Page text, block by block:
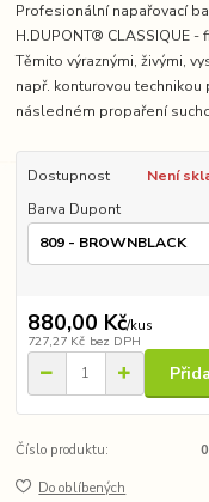
Profesionální napařovací
H.DUPONT® CLASSIQUE -
Těmito výraznými, živými,
např. konturovou
následném propaření
Dostupnost
Není
Barva Dupont
880,00 Kč/kus
727,27 Kč bez DPH
Číslo produktu:
Do oblíbených